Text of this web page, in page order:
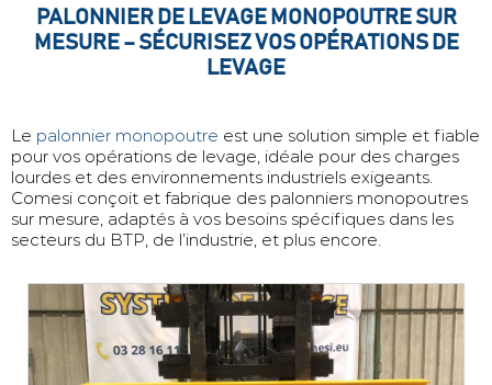
PALONNIER DE LEVAGE MONOPOUTRE SUR
MESURE – SÉCURISEZ VOS OPÉRATIONS DE
LEVAGE
Le palonnier monopoutre est une solution simple et fiable
pour vos opérations de levage, idéale pour des charges
lourdes et des environnements industriels exigeants.
Comesi conçoit et fabrique des palonniers monopoutres
sur mesure, adaptés à vos besoins spécifiques dans les
secteurs du BTP, de l’industrie, et plus encore.